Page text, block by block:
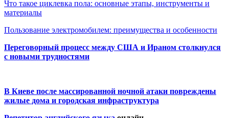
Что такое циклевка пола: основные этапы, инструменты и
материалы
Пользование электромобилем: преимущества и особенности
Переговорный процесс между США и Ираном столкнулся
с новыми трудностями
В Киеве после массированной ночной атаки повреждены
жилые дома и городская инфраструктура